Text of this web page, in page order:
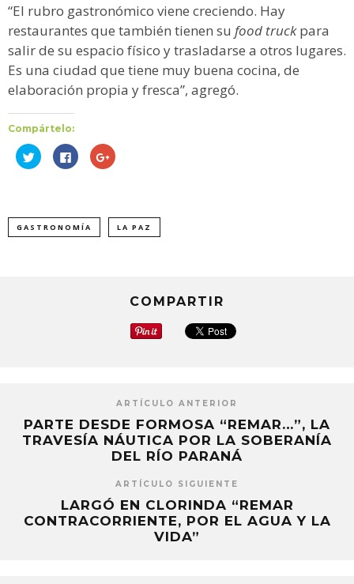
“El rubro gastronómico viene creciendo. Hay
restaurantes que también tienen su food truckpara
salir de su espacio físico y trasladarse a otros lugares.
Es una ciudad que tiene muy buena cocina, de
elaboración propia y fresca”, agregó.
Compártelo:
Haz
clic
abre
en
una
Haz
clic
abre
en
una
Haz
clic
abre
en
una
GASTRONOMÍA LA PAZ
COMPARTIR
ARTÍCULO ANTERIOR
PARTE DESDE FORMOSA “REMAR…”, LA
TRAVESÍA NÁUTICA POR LA SOBERANÍA
DEL RÍO PARANÁ
ARTÍCULO SIGUIENTE
LARGÓ EN CLORINDA “REMAR
CONTRACORRIENTE, POR EL AGUA Y LA
VIDA”